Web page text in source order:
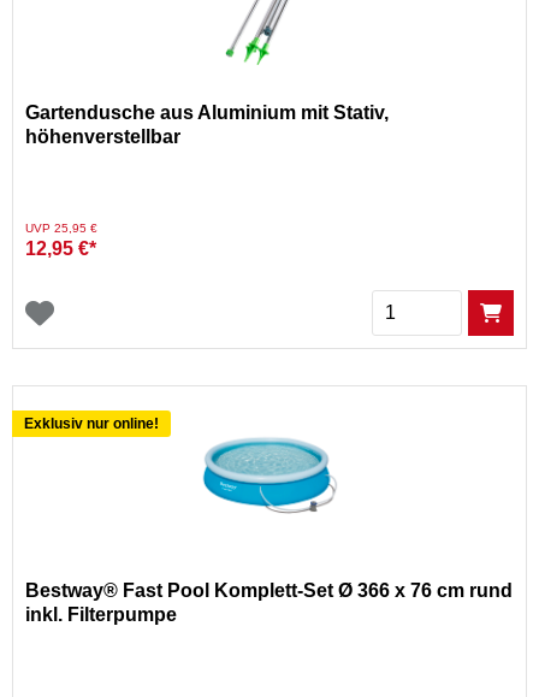
Gartendusche aus Aluminium mit Stativ,
höhenverstellbar
Preis reduziert von
UVP 25,95 €auf
12,95 €*
Menge
Exklusiv nur online!
Bestway® Fast Pool Komplett-Set Ø 366 x 76 cm rund
inkl. Filterpumpe